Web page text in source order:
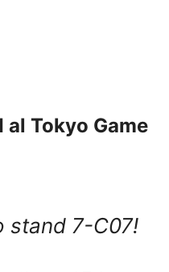
Tokyo Game
stand 7-C07!